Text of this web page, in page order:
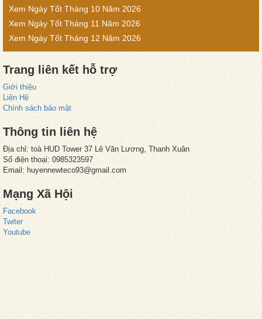
Xem Ngày Tốt Tháng 10 Năm 2026
Xem Ngày Tốt Tháng 11 Năm 2026
Xem Ngày Tốt Tháng 12 Năm 2026
Trang liên kết hỗ trợ
Giới thiệu
Liện Hệ
Chính sách bảo mật
Thông tin liên hệ
Địa chỉ: toà HUD Tower 37 Lê Văn Lương, Thanh Xuân
Số điện thoại: 0985323597
Email: huyennewteco93@gmail.com
Mạng Xã Hội
Facebook
Twiter
Youtube